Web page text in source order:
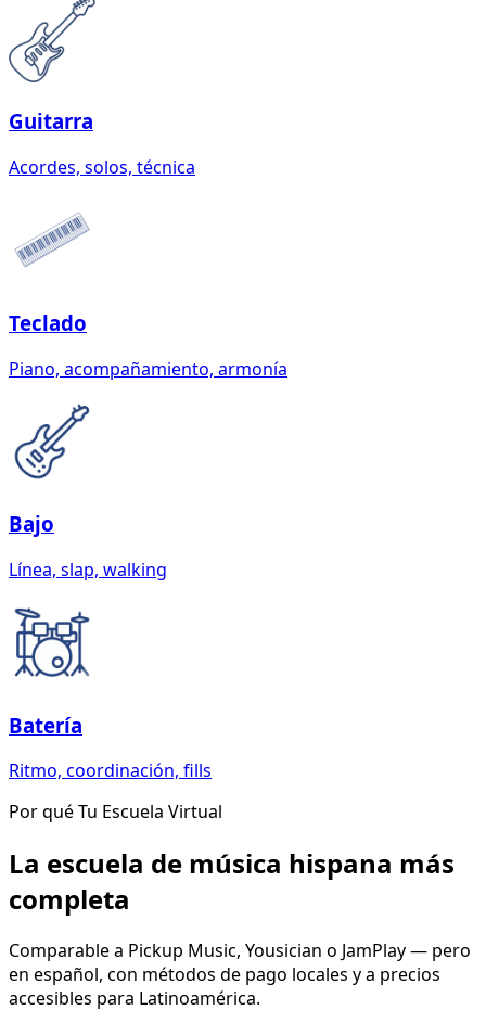
Guitarra
Acordes, solos, técnica
Teclado
Piano, acompañamiento, armonía
Bajo
Línea, slap, walking
Batería
Ritmo, coordinación, fills
Por qué Tu Escuela Virtual
La escuela de música hispana más
completa
Comparable a Pickup Music, Yousician o JamPlay — pero
en español, con métodos de pago locales y a precios
accesibles para Latinoamérica.